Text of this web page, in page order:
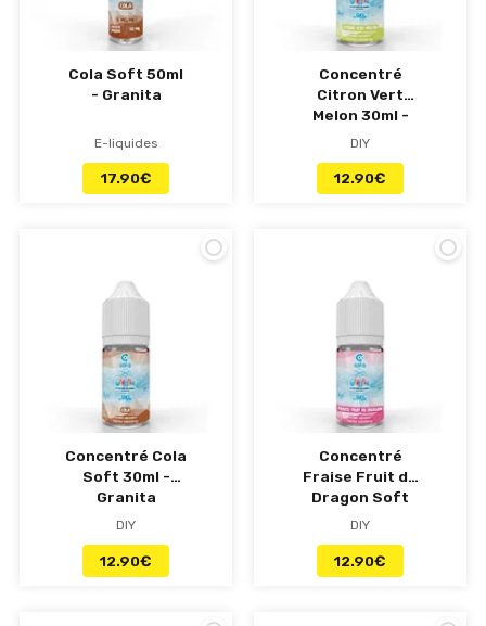
Cola Soft 50ml
- Granita
E-liquides
17.90€
Concentré
Citron Vert
Melon 30ml -
Granita
DIY
12.90€
Concentré Cola
Soft 30ml -
Granita
DIY
12.90€
Concentré
Fraise Fruit du
Dragon Soft
30ml - Granita
DIY
12.90€